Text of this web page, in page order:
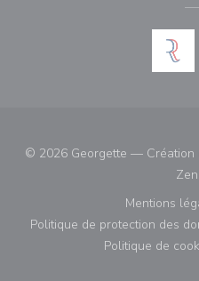
© 2026 Georgette — Création
Mentions
Politique de protection des
Politique de